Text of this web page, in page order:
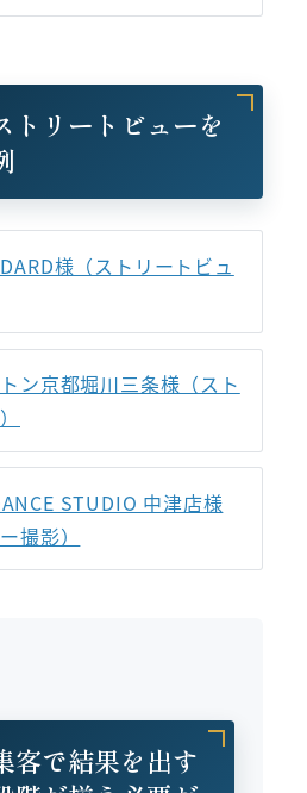
トリートビューを
様（ストリートビュ
ン京都堀川三条様（スト
STUDIO 中津店様
撮影）
客で結果を出す